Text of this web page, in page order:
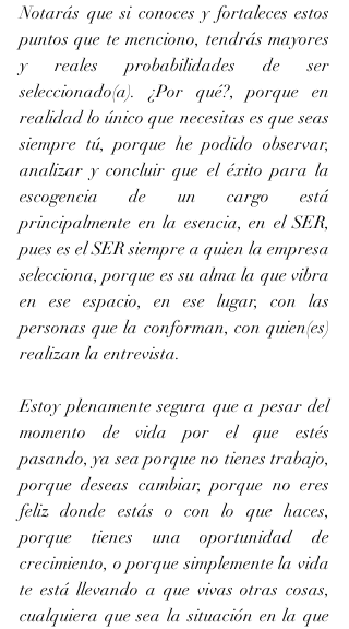
Notarás que si conoces y fortaleces estos
puntos que te menciono, tendrás mayores
y reales probabilidades de ser
seleccionado(a). ¿Por qué?, porque en
realidad lo único que necesitas es que seas
siempre tú, porque he podido observar,
analizar y concluir que el éxito para la
escogencia de un cargo está
principalmente en la esencia, en el SER,
pues es el SER siempre a quien la empresa
selecciona, porque es su alma la que vibra
en ese espacio, en ese lugar, con las
personas que la conforman, con quien(es)
realizan la entrevista.
Estoy plenamente segura que a pesar del
momento de vida por el que estés
pasando, ya sea porque no tienes trabajo,
porque deseas cambiar, porque no eres
feliz donde estás o con lo que haces,
porque tienes una oportunidad de
crecimiento, o porque simplemente la vida
te está llevando a que vivas otras cosas,
cualquiera que sea la situación en la que